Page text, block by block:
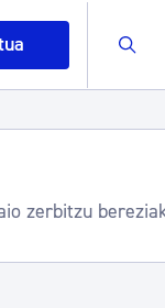
Buscar
zerbitzu bereziak